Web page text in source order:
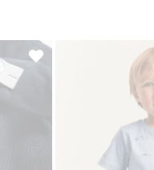
till i favoriter
Mjukisbyxa med